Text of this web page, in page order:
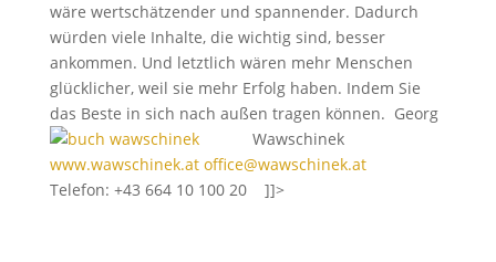
wäre wertschätzender und spannender. Dadurch
würden viele Inhalte, die wichtig sind, besser
ankommen. Und letztlich wären mehr Menschen
glücklicher, weil sie mehr Erfolg haben. Indem Sie
das Beste in sich nach außen tragen können. Georg
Wawschinek
www.wawschinek.at office@wawschinek.at
Telefon: +43 664 10 100 20 ]]>